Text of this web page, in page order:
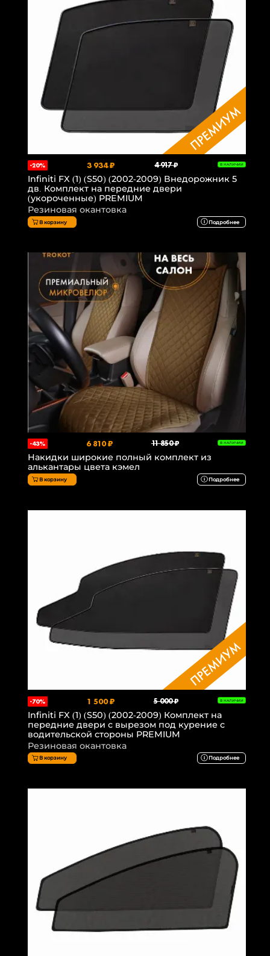
-20% 3 934 ₽ 4 917 ₽ В НАЛИЧИИ
Infiniti FX (1) (S50) (2002-2009) Внедорожник 5
дв. Комплект на передние двери
(укороченные) PREMIUM
Резиновая окантовка
В корзину Подробнее
-43% 6 810 ₽ 11 850 ₽ В НАЛИЧИИ
Накидки широкие полный комплект из
алькантары цвета кэмел
В корзину Подробнее
-70% 1 500 ₽ 5 000 ₽ В НАЛИЧИИ
Infiniti FX (1) (S50) (2002-2009) Комплект на
передние двери с вырезом под курение с
водительской стороны PREMIUM
Резиновая окантовка
В корзину Подробнее